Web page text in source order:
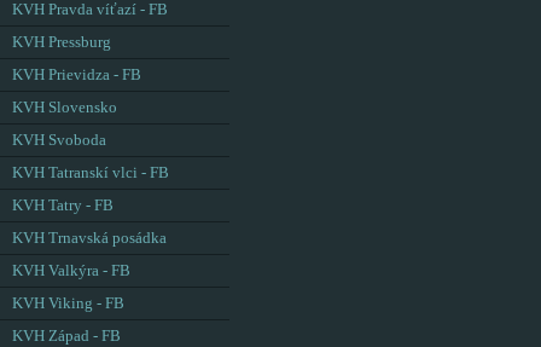
KVH Pravda víťazí - FB
KVH Pressburg
KVH Prievidza - FB
KVH Slovensko
KVH Svoboda
KVH Tatranskí vlci - FB
KVH Tatry - FB
KVH Trnavská posádka
KVH Valkýra - FB
KVH Viking - FB
KVH Západ - FB